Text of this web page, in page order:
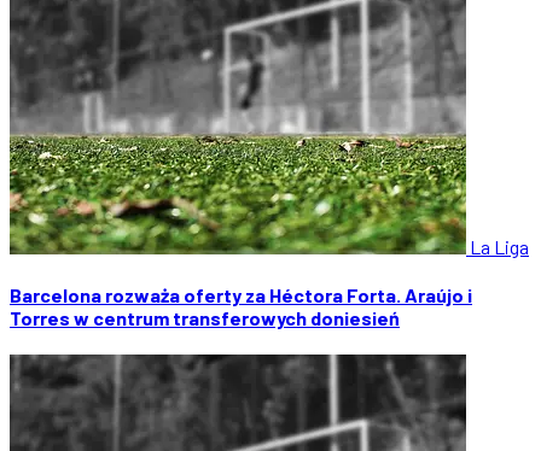
La Liga
Barcelona rozważa oferty za Héctora Forta. Araújo i
Torres w centrum transferowych doniesień